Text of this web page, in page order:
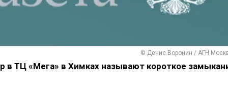
© Денис Воронин / АГН
в ТЦ «Мега» в Химках называют короткое